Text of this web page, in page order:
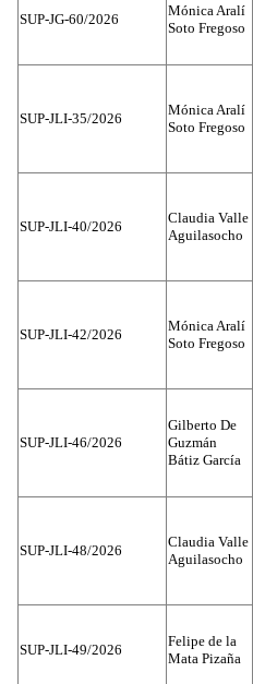
SUP-JG-60/2026
Mónica Aralí
Soto Fregoso
SUP-JLI-35/2026
Mónica Aralí
Soto Fregoso
SUP-JLI-40/2026
Claudia Valle
Aguilasocho
SUP-JLI-42/2026
Mónica Aralí
Soto Fregoso
SUP-JLI-46/2026
Gilberto De
Guzmán
Bátiz García
SUP-JLI-48/2026
Claudia Valle
Aguilasocho
SUP-JLI-49/2026
Felipe de la
Mata Pizaña